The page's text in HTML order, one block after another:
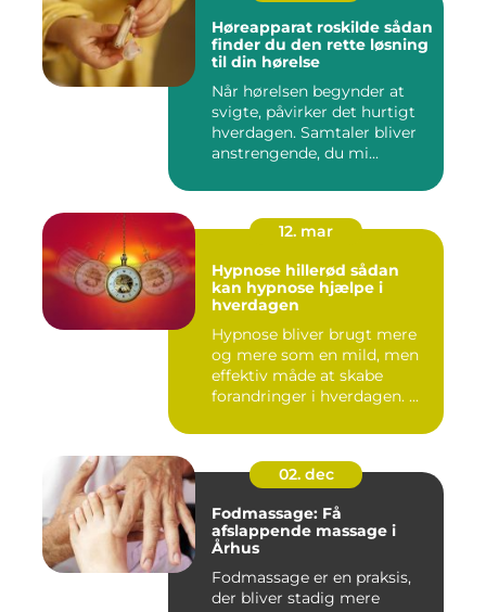
Høreapparat roskilde sådan
finder du den rette løsning
til din hørelse
Når hørelsen begynder at
svigte, påvirker det hurtigt
hverdagen. Samtaler bliver
anstrengende, du mi...
12. mar
Hypnose hillerød sådan
kan hypnose hjælpe i
hverdagen
Hypnose bliver brugt mere
og mere som en mild, men
effektiv måde at skabe
forandringer i hverdagen. ...
02. dec
Fodmassage: Få
afslappende massage i
Århus
Fodmassage er en praksis,
der bliver stadig mere